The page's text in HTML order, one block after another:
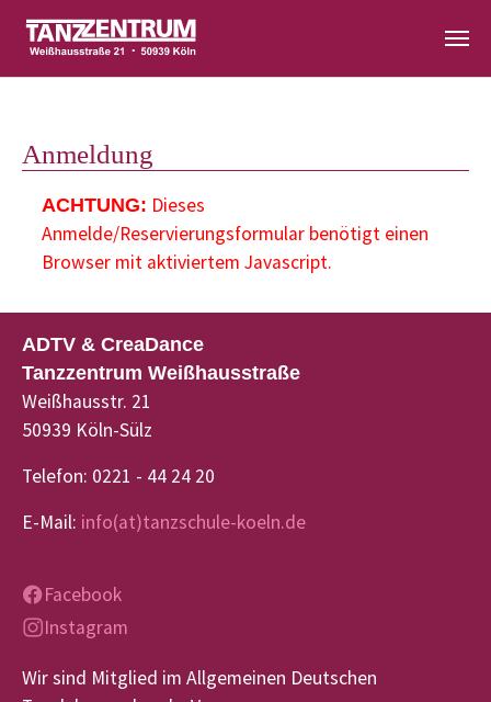
Anmeldung
ACHTUNG: Dieses
Anmelde/Reservierungsformular benötigt einen
Browser mit aktiviertem Javascript.
ADTV & CreaDance
Tanzzentrum Weißhausstraße
Weißhausstr. 21
50939 Köln-Sülz
Telefon: 0221 - 44 24 20
E-Mail: info(at)tanzschule-koeln.de
Facebook
Instagram
Wir sind Mitglied im Allgemeinen Deutschen